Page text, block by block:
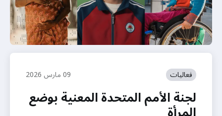
فعاليات 09 مارس 2026
لجنة الأمم المتحدة المعنية بوضع